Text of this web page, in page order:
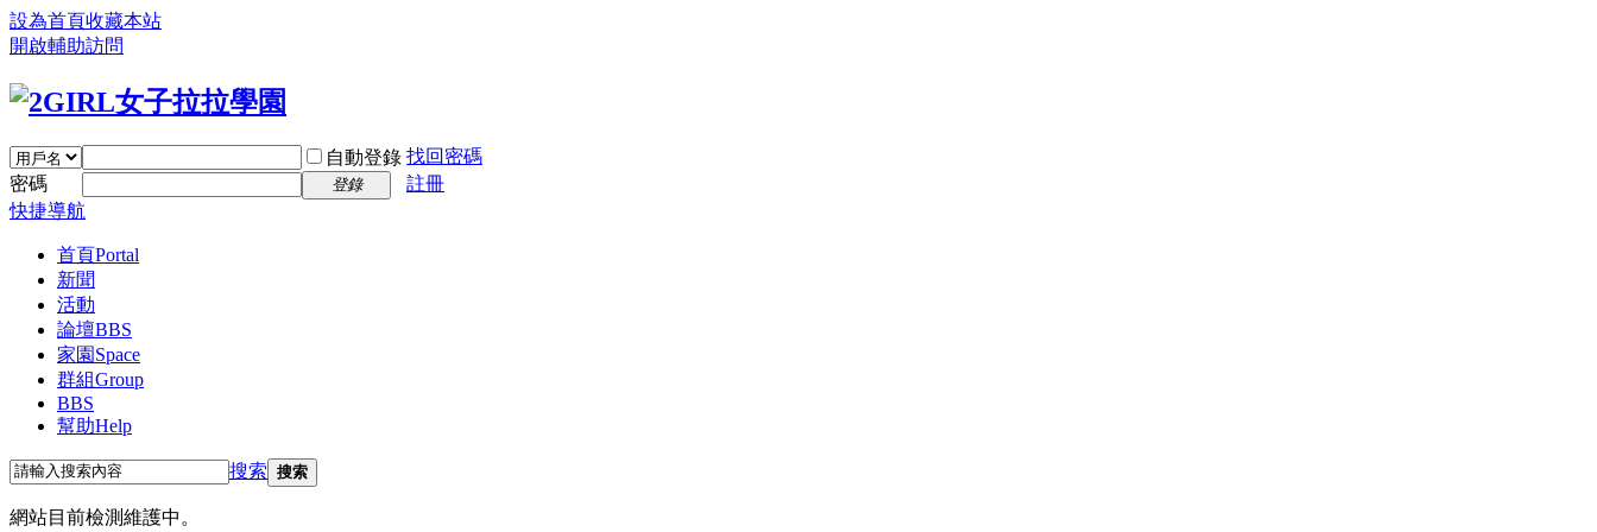
設為首頁收藏本站
開啟輔助訪問
自動登錄 找回密碼
密碼
登錄
註冊
快捷導航
首頁Portal
新聞
活動
論壇BBS
家園 Space
群組Group
BBS
幫助Help
搜索 搜索
網站目前檢測維護中。